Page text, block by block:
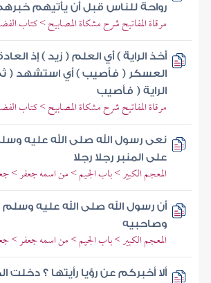
رواحة للناس قبل أن يأتيهم
مرقاة المفاتيح شرح مشكاة المصابيح > كتاب
أخذ الراية ) أي العلم ( زيد ) إذ
العسكر ( فأصيب ) أي استشهد (
الراية ( فأصيب
مرقاة المفاتيح شرح مشكاة المصابيح > كتاب
نعى رسول الله صلى الله عليه
على المنبر رجلا رجلا
المعجم الكبير > باب الجيم > من اسمه جعفر >
أن رسول الله صلى الله عليه وسلم
وصاحبيه
المعجم الكبير > باب الجيم > من اسمه جعفر >
ألا أخبركم عن رؤيا رأيتها ؟ دخلت